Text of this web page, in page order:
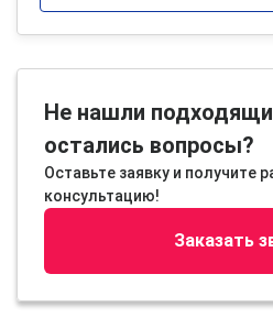
Не нашли
остались вопросы?
Оставьте заявку и получите
консультацию!
Заказать